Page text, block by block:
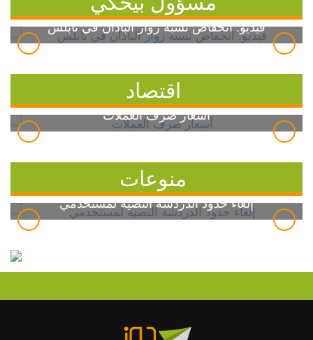
فيديو: انخفاض نسبة زوار الباذان في نابلس
اقتصاد
أسعار صرف العملات
منوعات
إلغاء حدود الدردشة النصية لمستخدمي